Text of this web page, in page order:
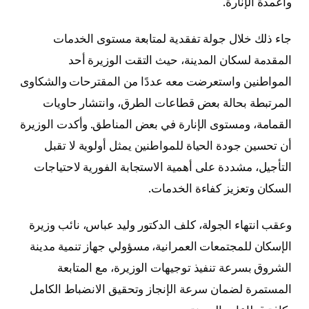
جاء ذلك خلال جولة تفقدية لمتابعة مستوى الخدمات
المقدمة لسكان المدينة، حيث التقت الوزيرة أحد
المواطنين واستعرضت معه عددًا من المقترحات والشكاوى
المرتبطة بحالة بعض قطاعات الطرق، وانتشار حاويات
القمامة، ومستوى الإنارة في بعض المناطق. وأكدت الوزيرة
أن تحسين جودة الحياة للمواطنين يمثل أولوية لا تقبل
التأجيل، مشددة على أهمية الاستجابة الفورية لاحتياجات
السكان وتعزيز كفاءة الخدمات.
وعقب انتهاء الجولة، كلف الدكتور وليد عباس، نائب وزيرة
الإسكان للمجتمعات العمرانية، مسؤولي جهاز تنمية مدينة
الشروق بسرعة تنفيذ توجيهات الوزيرة، مع المتابعة
المستمرة لضمان سرعة الإنجاز وتحقيق الانضباط الكامل